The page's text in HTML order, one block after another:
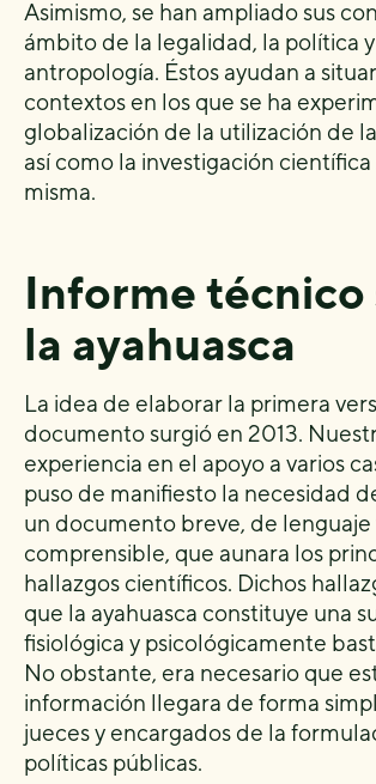
Asimismo, se han ampliado sus
ámbito de la legalidad, la política
antropología. Éstos ayudan a
contextos en los que se ha
globalización de la utilización de
así como la investigación científica
misma.
Informe técnico
la ayahuasca
La idea de elaborar la primera
documento surgió en 2013.
experiencia en el apoyo a varios
puso de manifiesto la necesidad
un documento breve, de
comprensible, que aunara los
hallazgos científicos. Dichos
que la ayahuasca constituye una
fisiológica y psicológicamente
No obstante, era necesario que
información llegara de forma
jueces y encargados de la
políticas públicas.